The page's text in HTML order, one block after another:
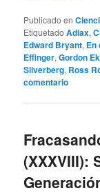
Publicado en
Etiquetado Adiax,
Edward Bryant, En
Effinger,Gordon
Silverberg, Ross
comentario
(XXXVIII):